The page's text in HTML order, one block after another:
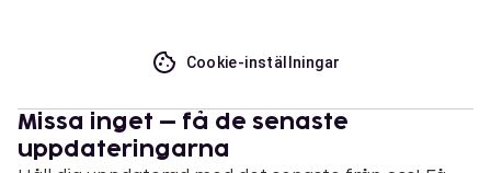
Cookie-inställningar
Missa inget – få de senaste
uppdateringarna